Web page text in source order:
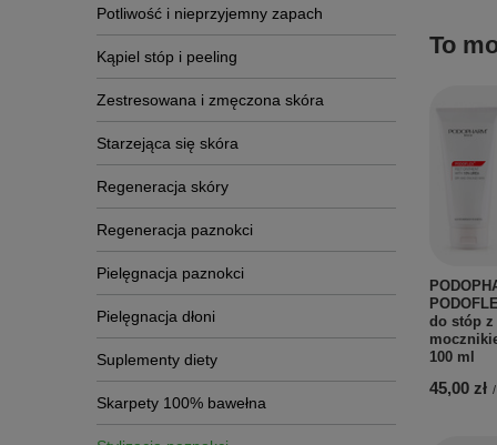
Potliwość i nieprzyjemny zapach
Kąpiel stóp i peeling
Zestresowana i zmęczona skóra
Starzejąca się skóra
Regeneracja skóry
Regeneracja paznokci
Pielęgnacja paznokci
Pielęgnacja dłoni
Suplementy diety
Skarpety 100% bawełna
To
do stóp z
100 ml
45,00 zł /